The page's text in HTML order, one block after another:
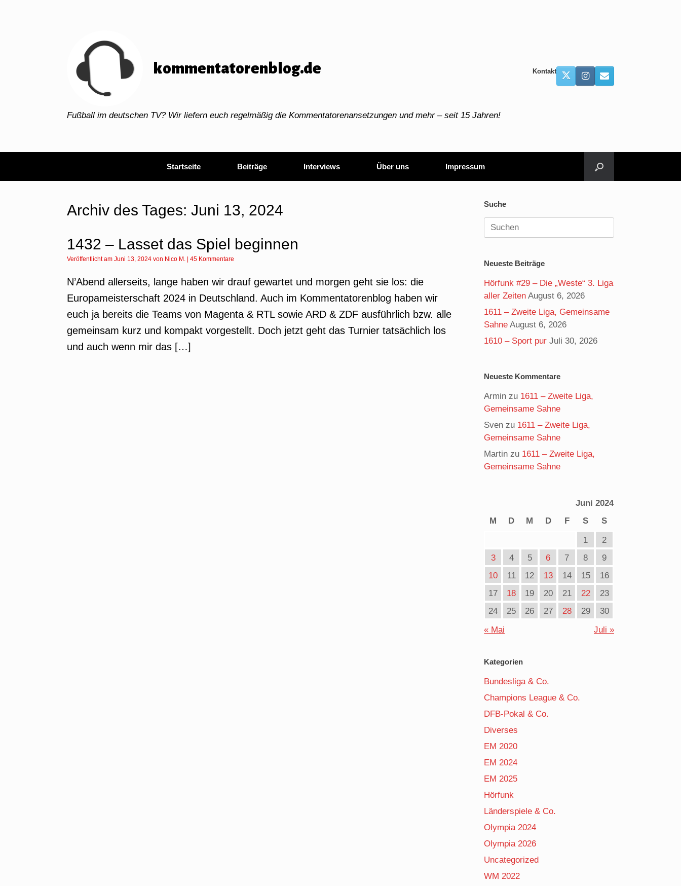
kommentatorenblog.de
Fußball im deutschen TV? Wir liefern euch regelmäßig die Kommentatorenansetzungen und mehr – seit 15 Jahren!
Kontakt
Startseite Beiträge Interviews Über uns Impressum
Archiv des Tages: Juni 13, 2024
1432 – Lasset das Spiel beginnen
Veröffentlicht am Juni 13, 2024 von Nico M. 45 Kommentare
N’Abend allerseits, lange haben wir drauf gewartet und morgen geht sie los: die
Europameisterschaft 2024 in Deutschland. Auch im Kommentatorenblog haben wir
euch ja bereits die Teams von Magenta & RTL sowie ARD & ZDF ausführlich bzw. alle
gemeinsam kurz und kompakt vorgestellt. Doch jetzt geht das Turnier tatsächlich los
und auch wenn mir das […]
Suche
Suchen
nach:
Neueste Beiträge
Hörfunk #29 – Die „Weste“ 3. Liga
aller Zeiten August 6, 2026
1611 – Zweite Liga, Gemeinsame
Sahne August 6, 2026
1610 – Sport pur Juli 30, 2026
Neueste Kommentare
Armin zu 1611 – Zweite Liga,
Gemeinsame Sahne
Sven zu 1611 – Zweite Liga,
Gemeinsame Sahne
Martin zu 1611 – Zweite Liga,
Gemeinsame Sahne
Juni 2024
M
D M D F S
S
1
2
3
4 5 6 7 8
9
10
11 12 13 14 15
16
17
18 19 20 21 22
23
24
25 26 27 28 29
30
« Mai
Juli »
Kategorien
Bundesliga & Co.
Champions League & Co.
DFB-Pokal & Co.
Diverses
EM 2020
EM 2024
EM 2025
Hörfunk
Länderspiele & Co.
Olympia 2024
Olympia 2026
Uncategorized
WM 2022